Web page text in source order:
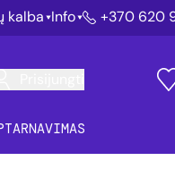
kalba Info +370 620